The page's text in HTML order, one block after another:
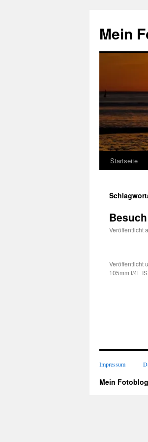
springen
Mein
Startseite
Veröffentlicht
Veröffentlicht
105mm f/4L
Impressum
Mein Fotoblog